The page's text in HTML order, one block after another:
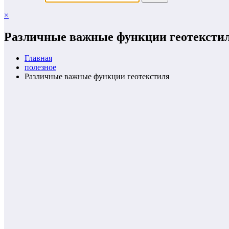
×
Различные важные функции
Главная
полезное
Различные важные функции геотекстиля